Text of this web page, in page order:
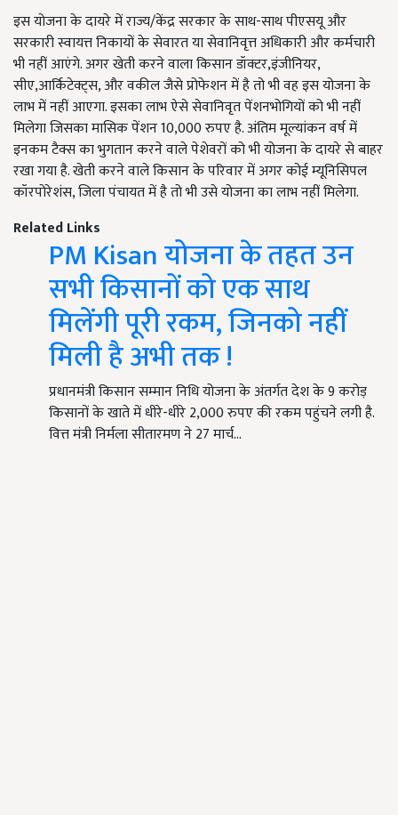
इस योजना के दायरे में राज्य/केंद्र सरकार के साथ-साथ पीएसयू और
सरकारी स्वायत्त निकायों के सेवारत या सेवानिवृत्त अधिकारी और कर्मचारी
भी नहीं आएंगे. अगर खेती करने वाला किसान डॉक्टर,इंजीनियर,
सीए,आर्किटेक्ट्स, और वकील जैसे प्रोफेशन में है तो भी वह इस योजना के
लाभ में नहीं आएगा. इसका लाभ ऐसे सेवानिवृत पेंशनभोगियों को भी नहीं
मिलेगा जिसका मासिक पेंशन 10,000 रुपए है. अंतिम मूल्यांकन वर्ष में
इनकम टैक्स का भुगतान करने वाले पेशेवरों को भी योजना के दायरे से बाहर
रखा गया है. खेती करने वाले किसान के परिवार में अगर कोई म्यूनिसिपल
कॉरपोरेशंस, जिला पंचायत में है तो भी उसे योजना का लाभ नहीं मिलेगा.
Related Links
PM Kisan योजना के तहत उन
सभी किसानों को एक साथ
मिलेंगी पूरी रकम, जिनको नहीं
मिली है अभी तक !
प्रधानमंत्री किसान सम्मान निधि योजना के अंतर्गत देश के 9 करोड़
किसानों के खाते में धीरे-धीरे 2,000 रुपए की रकम पहुंचने लगी है.
वित्त मंत्री निर्मला सीतारमण ने 27 मार्च…